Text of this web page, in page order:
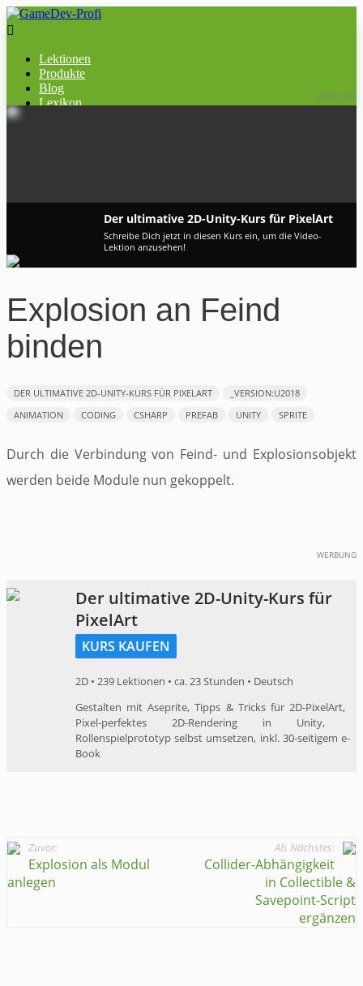

Lektionen
Produkte
Blog
Lexikon
WERBUNG
​Der ultimative 2D-Unity-Kurs für PixelArt
Schreibe Dich jetzt in diesen Kurs ein, um die Video-
Lektion anzusehen!
Explosion an Feind
binden
​DER ULTIMATIVE 2D-UNITY-KURS FÜR PIXELART
_VERSION:U2018
ANIMATION
CODING CSHARP PREFAB UNITY SPRITE
Durch die Verbindung von Feind- und Explosionsobjekt
werden beide Module nun gekoppelt.
WERBUNG
​Der ultimative 2D-Unity-Kurs für
PixelArt
KURS KAUFEN
2D • 239 Lektionen • ca. 23 Stunden • Deutsch
​Gestalten mit Aseprite, ​Tipps & Tricks für 2D-​PixelArt, ​
Pixel-perfektes ​2D-​Rendering in Unity​, ​
Rollenspielprototyp selbst ​umsetzen, ​inkl. ​30-seitigem ​e-
Book​
Zuvor:
Explosion als Modul
anlegen
Als Nächstes:
Collider-Abhängigkeit
in Collectible &
Savepoint-Script
ergänzen